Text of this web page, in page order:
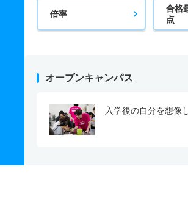
倍率
合格
点
オープンキャンパス
入学後の自分を想像